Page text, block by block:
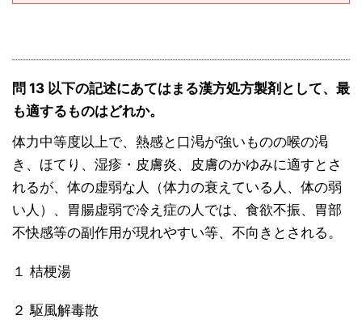
問 13 以下の記述にあてはまる漢方処方製剤として、最
も適するものはどれか。
体力中等度以上で、熱感と口渇が強いものの喉の渇
き、ほてり、湿疹・皮膚炎、皮膚のかゆみに適すとさ
れるが、体の虚弱な人（体力の衰えている人、体の弱
い人）、胃腸虚弱で冷え症の人では、食欲不振、胃部
不快感等の副作用が現れやすい等、不向きとされる。
１ 桔梗湯
２ 駆風解毒散